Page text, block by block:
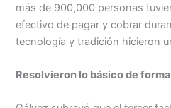
más de 900,000 personas
efectivo de pagar y cobrar
tecnología y tradición hicieron
Resolvieron lo básico de